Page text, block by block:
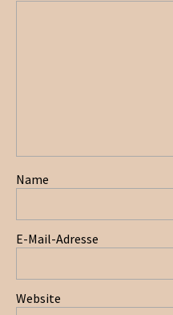
Name
E-Mail-Adresse
Website